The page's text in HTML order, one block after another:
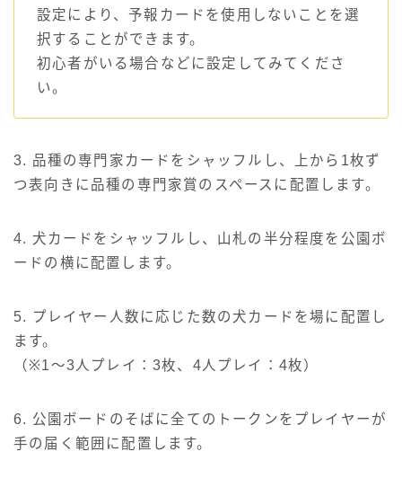
設定により、予報カードを使用しないことを選
択することができます。
初心者がいる場合などに設定してみてくださ
い。
3. 品種の専門家カードをシャッフルし、上から1枚ず
つ表向きに品種の専門家賞のスペースに配置します。
4. 犬カードをシャッフルし、山札の半分程度を公園ボ
ードの横に配置します。
5. プレイヤー人数に応じた数の犬カードを場に配置し
ます。
（※1～3人プレイ：3枚、4人プレイ：4枚）
6. 公園ボードのそばに全てのトークンをプレイヤーが
手の届く範囲に配置します。